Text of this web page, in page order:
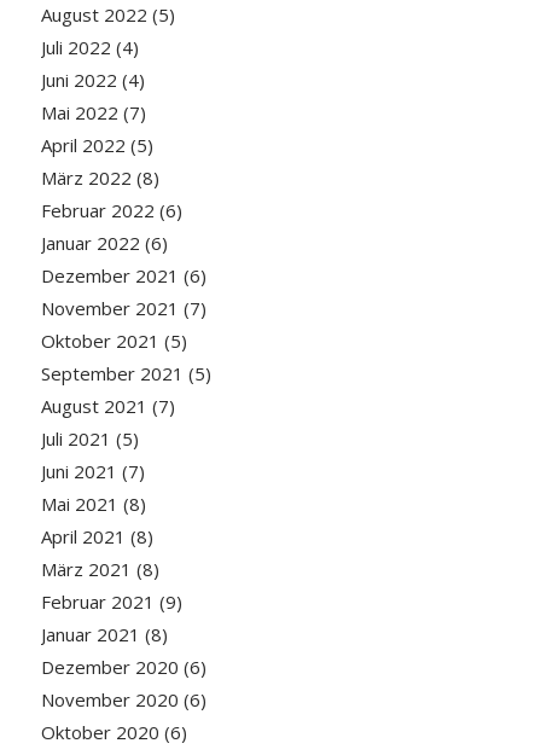
August 2022 (5)
Juli 2022 (4)
Juni 2022 (4)
Mai 2022 (7)
April 2022 (5)
März 2022 (8)
Februar 2022 (6)
Januar 2022 (6)
Dezember 2021 (6)
November 2021 (7)
Oktober 2021 (5)
September 2021 (5)
August 2021 (7)
Juli 2021 (5)
Juni 2021 (7)
Mai 2021 (8)
April 2021 (8)
März 2021 (8)
Februar 2021 (9)
Januar 2021 (8)
Dezember 2020 (6)
November 2020 (6)
Oktober 2020 (6)